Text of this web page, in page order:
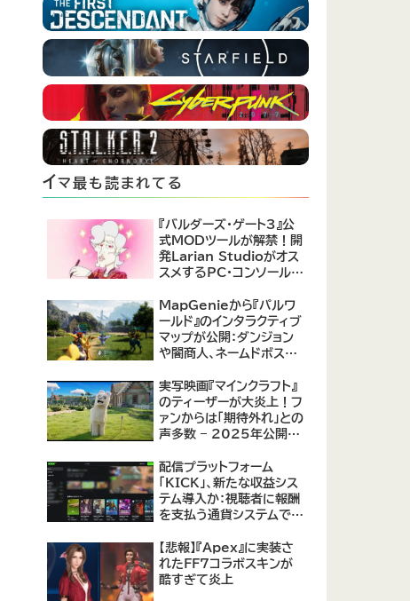
イマ最も読まれてる
『バルダーズ・ゲート3』公
式MODツールが解禁！開
発Larian Studioがオス
スメするPC・コンソール向
MapGenieから『パルワ
ールド』のインタラクティブ
マップが公開：ダンジョン
や闇商人、ネームドボスの
実写映画『マインクラフト』
のティーザーが大炎上！フ
ァンからは「期待外れ」との
声多数 – 2025年公開予
配信プラットフォーム
「KICK」、新たな収益シス
テム導入か：視聴者に報酬
を支払う通貨システムで
【悲報】『Apex』に実装さ
れたFF7コラボスキンが
酷すぎて炎上